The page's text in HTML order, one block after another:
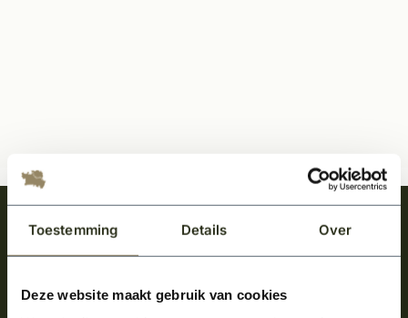
Toestemming Details Over
Deze website maakt gebruik van cookies
Meld je aan en ontvang het laatste nieuws
over onze kempische bouwstijl!
Aanmelden voor de nieuwsbrief